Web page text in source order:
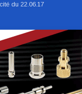
du 22.06.17